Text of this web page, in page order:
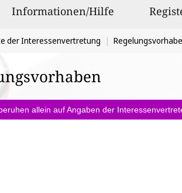
Informationen/Hilfe
der Interessenvertretung
allein auf Angaben der